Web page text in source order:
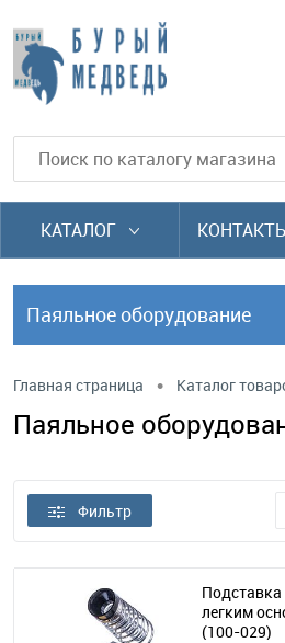
КАТАЛОГ
Паяльное оборудование
Главная страница • Каталог
Паяльное
Фильтр
легким
(100-029)